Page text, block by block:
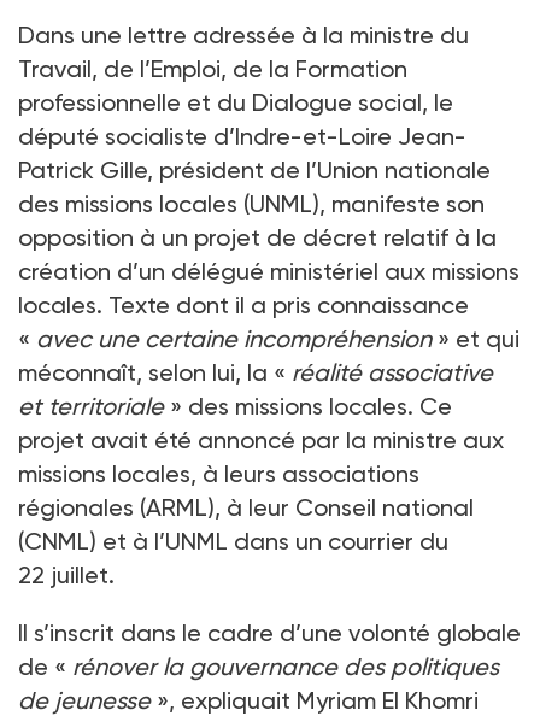
Dans une lettre adressée à la ministre du
Travail, de l’Emploi, de la Formation
professionnelle et du Dialogue social, le
député socialiste d’Indre-et-Loire Jean-
Patrick Gille, président de l’Union nationale
des missions locales (UNML), manifeste son
opposition à un projet de décret relatif à la
création d’un délégué ministériel aux missions
locales. Texte dont il a pris connaissance
« avec une certaine incompréhension» et qui
méconnaît, selon lui, la « réalité associative
et territoriale» des missions locales. Ce
projet avait été annoncé par la ministre aux
missions locales, à leurs associations
régionales (ARML), à leur Conseil national
(CNML) et à l’UNML dans un courrier du
22 juillet.
Il s’inscrit dans le cadre d’une volonté globale
de « rénover la gouvernance des politiques
de jeunesse», expliquait Myriam El Khomri